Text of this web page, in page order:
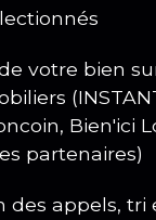
votre bien
Bien'ici
partenaires)
des appels, tri